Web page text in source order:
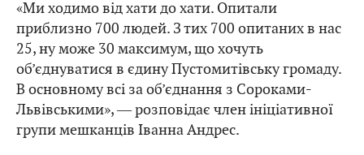
«Ми ходимо від хати до хати. Опитали
приблизно 700 людей. З тих 700 опитаних в нас
25, ну може 30 максимум, що хочуть
об’єднуватися в єдину Пустомитівську громаду.
В основному всі за об’єднання з Сороками-
Львівськими», ― розповідає член ініціативної
групи мешканців Іванна Андрес.